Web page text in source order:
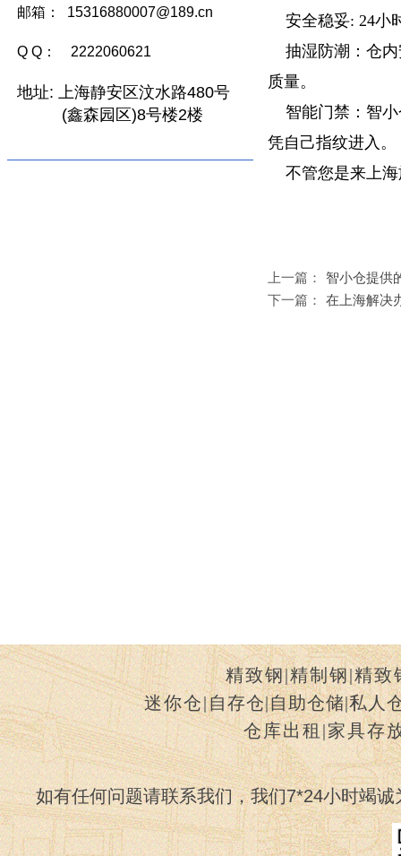
安全稳妥: 24小
抽湿防潮：仓内
质量。
智能门禁：智小
凭自己指纹进入。
不管您是来上海
上一篇：
智小仓提供
下一篇：
在上海解决
邮箱： 15316880007@189.cn
Q Q： 2222060621
地址: 上海静安区汶水路480号
(鑫森园区)8号楼2楼
精致钢|精制钢|精致
迷你仓|自存仓|自助仓储|私人
仓库出租|家具存
如有任何问题请联系我们，我们7*24小时竭诚